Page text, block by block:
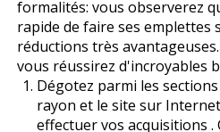
formalités: vous observerez
rapide de faire ses emplettes
réductions très
vous réussirez d'incroyables
Dégotez parmi les
rayon et le site sur
effectuer vos acquisitions .